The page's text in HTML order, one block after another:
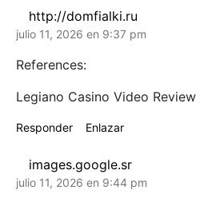
http://domfialki.ru
julio 11, 2026 en 9:37 pm
References:
Legiano Casino Video Review
Responder Enlazar
images.google.sr
julio 11, 2026 en 9:44 pm